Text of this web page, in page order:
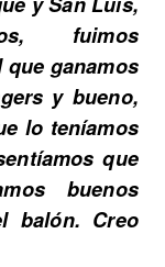
fuimos
ganamos
y bueno,
lo teníamos
que
buenos
balón. Creo